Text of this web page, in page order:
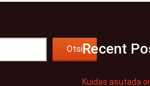
OtsiRecent
Kuidas asutada